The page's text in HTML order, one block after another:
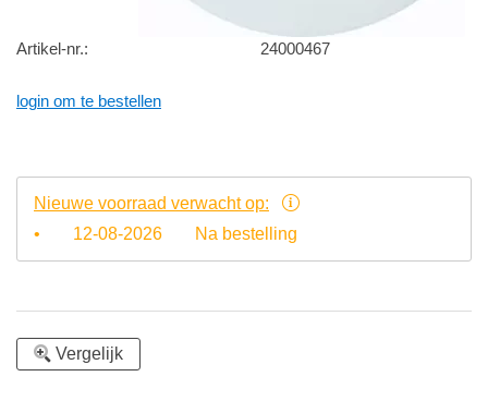
Artikel-nr.: 24000467
login om te bestellen
Nieuwe voorraad verwacht op:
•
12-08-2026 Na bestelling
Vergelijk